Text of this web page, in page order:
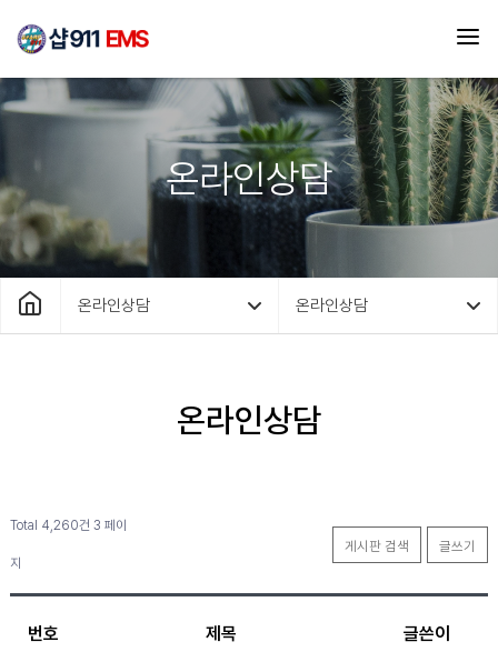
온라인상담
온라인상담 온라인상담
온라인상담
Total 4,260건 3 페이
지
게시판 검색 글쓰기
번호 제목 글쓴이